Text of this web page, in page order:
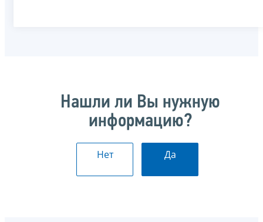
Нашли ли Вы нужную
информацию?
Нет Да